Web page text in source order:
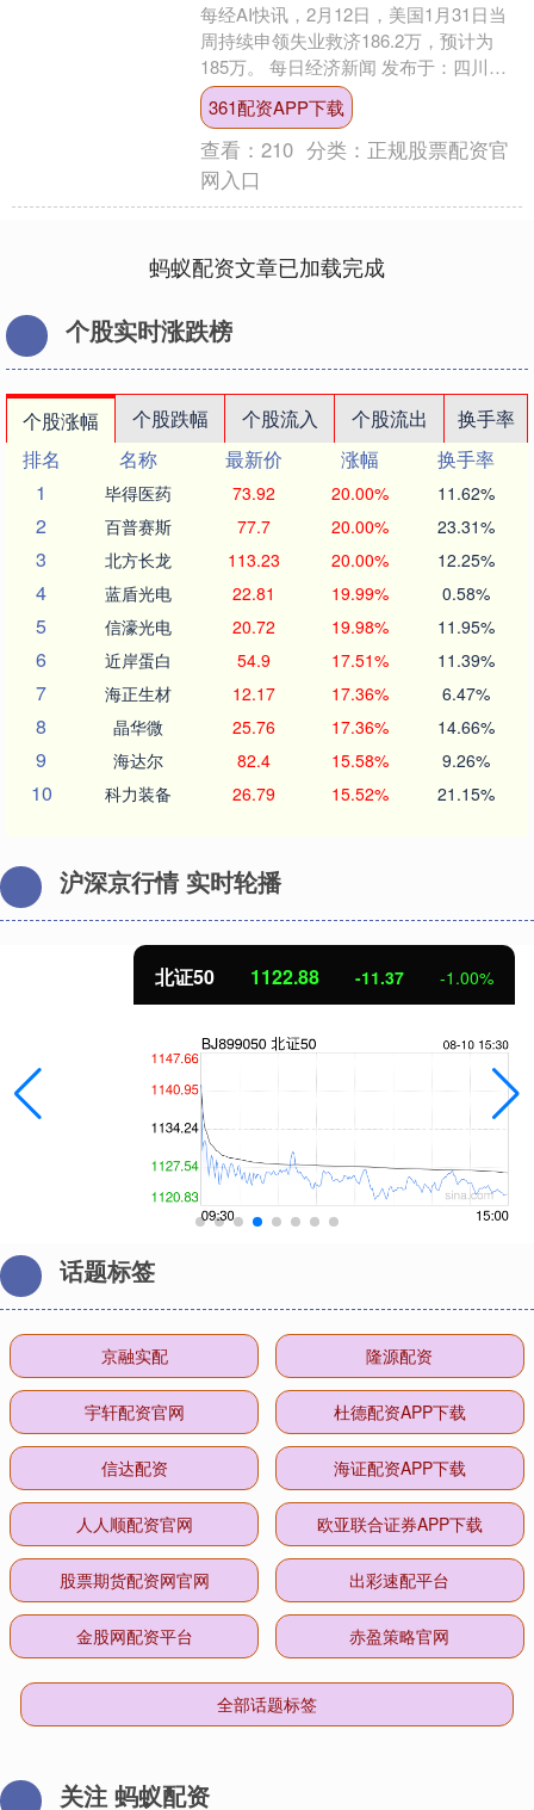
每经AI快讯，2月12日，美国1月31日当
周持续申领失业救济186.2万，预计为
185万。 每日经济新闻 发布于：四川
省....
361配资APP下载
查看：210 分类： 正规股票配资官
网入口
蚂蚁配资文章已加载完成
个股实时涨跌榜
个股涨幅 个股跌幅 个股流入 个股流出
换手率
排名
名称 最新价 涨幅
换手率
1
毕得医药 73.92 20.00% 11.62%
2 百普赛斯 77.7 20.00% 23.31%
3 北方长龙 113.23 20.00% 12.25%
4 蓝盾光电 22.81 19.99% 0.58%
5 信濠光电 20.72 19.98% 11.95%
6 近岸蛋白 54.9 17.51% 11.39%
7 海正生材 12.17 17.36% 6.47%
8 晶华微 25.76 17.36% 14.66%
9 海达尔 82.4 15.58% 9.26%
10 科力装备 26.79 15.52% 21.15%
沪深京行情 实时轮播
北证50 1122.88 -11.37 -1.00%
话题标签
京融实配 隆源配资
宇轩配资官网 杜德配资APP下载
信达配资 海证配资APP下载
人人顺配资官网 欧亚联合证券APP下载
股票期货配资网官网 出彩速配平台
金股网配资平台 赤盈策略官网
全部话题标签
关注 蚂蚁配资